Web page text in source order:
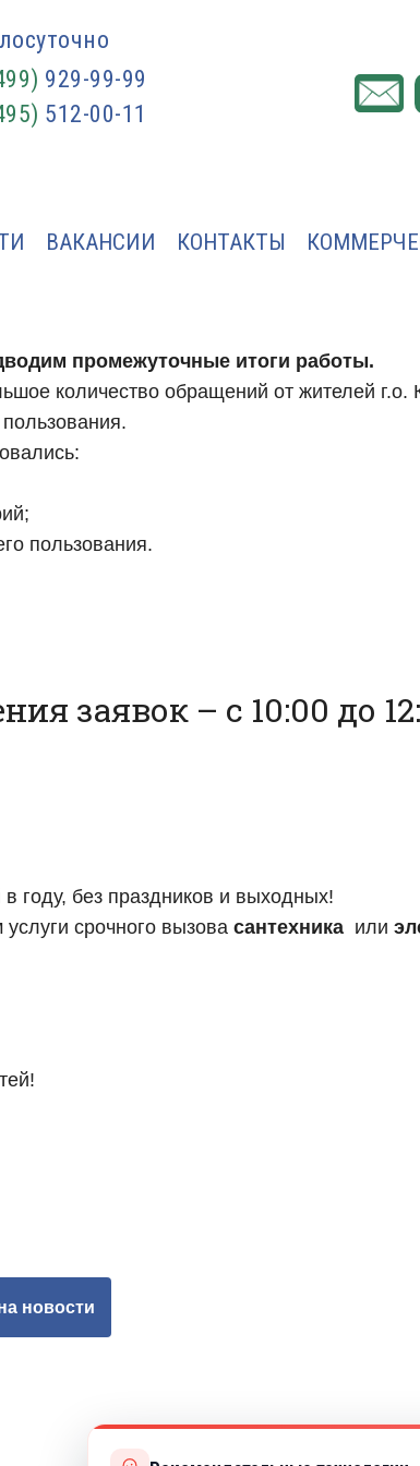
929-99-99
512-00-11
ВАКАНСИИ КОНТАКТЫ
промежуточные итоги работы.
количество обращений от жителей г.о.
пользования.
заявок – с 10:00 до
году, без праздников и выходных!
срочного вызова сантехника или
новости